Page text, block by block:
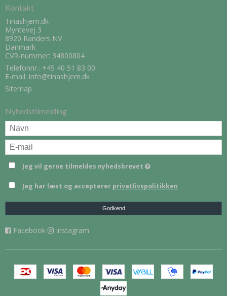
Kontakt
Tinashjem.dk
Myntevej 3
8920 Randers NV
Danmark
CVR-nummer: 34800804
Telefonnr.: +45 40 51 83 00
E-mail: info@tinashjem.dk
Sitemap
Nyhedstilmelding
Jeg vil gerne tilmeldes nyhedsbrevet
Jeg har læst og accepterer privatlivspolitikken
Godkend
Facebook Instagram